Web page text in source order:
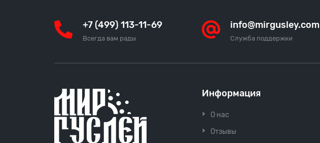
+7 (499) 113-11-69
Всегда вам рады
info@mirgusley.com
Служба поддержки
Информация
О нас
Отзывы